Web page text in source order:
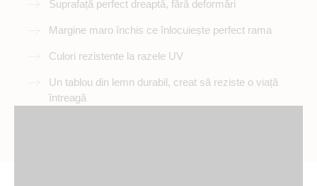
Suprafață perfect dreaptă, fără deformări
Margine maro închis ce înlocuiește perfect rama
Culori rezistente la razele UV
Un tablou din lemn durabil, creat să reziste o viață
întreagă